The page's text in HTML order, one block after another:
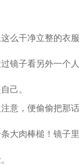
干净立整的衣服
镜子看另外一个
己。
，便偷偷把那话
大肉棒槌！镜子